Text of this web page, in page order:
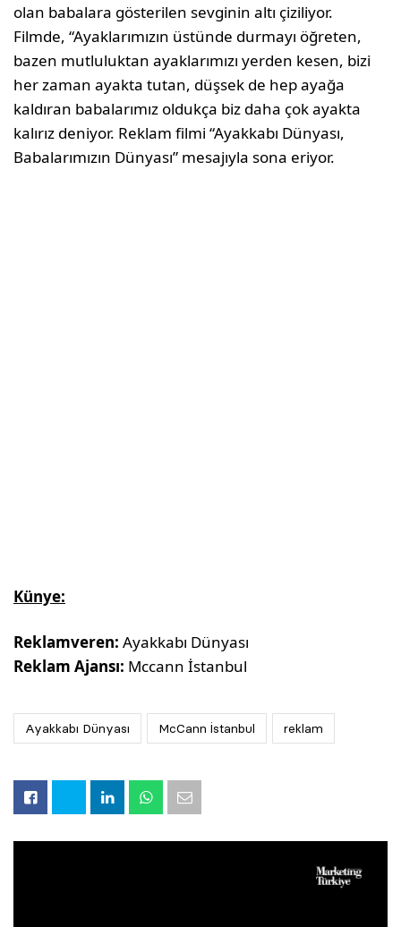
olan babalara gösterilen sevginin altı çiziliyor.
Filmde, “Ayaklarımızın üstünde durmayı öğreten,
bazen mutluluktan ayaklarımızı yerden kesen, bizi
her zaman ayakta tutan, düşsek de hep ayağa
kaldıran babalarımız oldukça biz daha çok ayakta
kalırız deniyor. Reklam filmi “Ayakkabı Dünyası,
Babalarımızın Dünyası” mesajıyla sona eriyor.
Künye:
Reklamveren:Ayakkabı Dünyası
Reklam Ajansı: Mccann İstanbul
Ayakkabı Dünyası McCann İstanbul reklam